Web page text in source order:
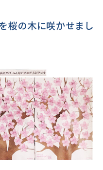
桜の木に咲かせまし